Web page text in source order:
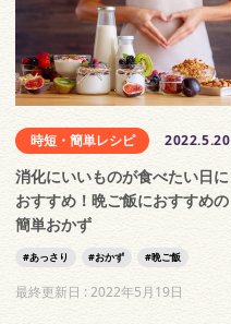
時短・簡単レシピ 2022.5.20
消化にいいものが食べたい日に
おすすめ！晩ご飯におすすめの
簡単おかず
あっさり おかず 晩ご飯
最終更新日 :2022年5月19日